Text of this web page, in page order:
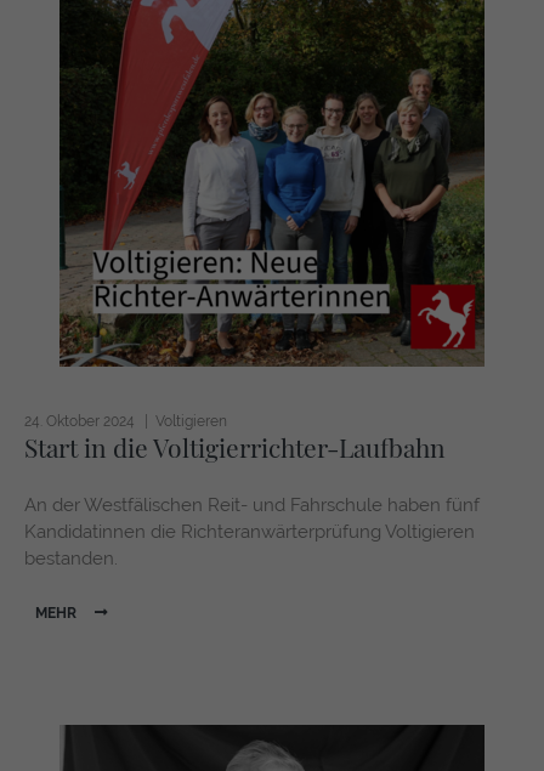
24. Oktober 2024 Voltigieren
Start in die Voltigierrichter-Laufbahn
An der Westfälischen Reit- und Fahrschule haben fünf
Kandidatinnen die Richteranwärterprüfung Voltigieren
bestanden.
MEHR